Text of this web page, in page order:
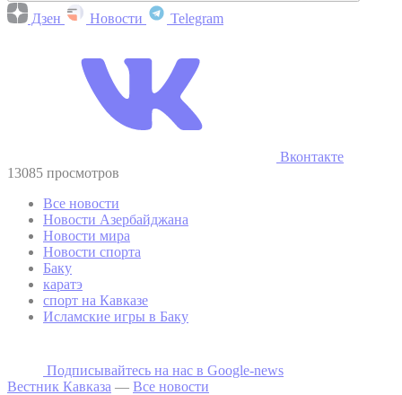
Дзен Новости Telegram
Вконтакте
13085 просмотров
Все новости
Новости Азербайджана
Новости мира
Новости спорта
Баку
каратэ
спорт на Кавказе
Исламские игры в Баку
Подписывайтесь на наc в Google-news
Вестник Кавказа — Все новости